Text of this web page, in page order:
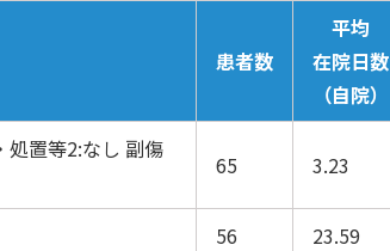
患者数
平均
在院日数
（自院）
処置等2:なし 副傷
65 3.23
56 23.59